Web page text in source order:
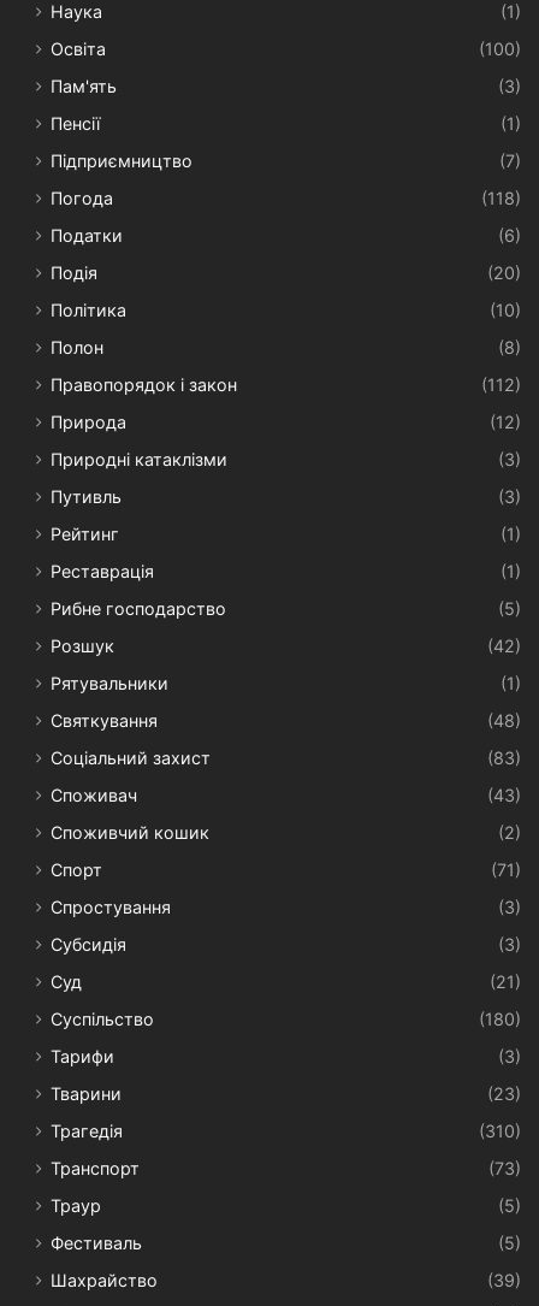
Наука
(1)
Освіта
(100)
Пам'ять
(3)
Пенсії
(1)
Підприємництво
(7)
Погода
(118)
Податки
(6)
Подія
(20)
Політика
(10)
Полон
(8)
Правопорядок і закон
(112)
Природа
(12)
Природні катаклізми
(3)
Путивль
(3)
Рейтинг
(1)
Реставрація
(1)
Рибне господарство
(5)
Розшук
(42)
Рятувальники
(1)
Святкування
(48)
Соціальний захист
(83)
Споживач
(43)
Споживчий кошик
(2)
Спорт
(71)
Спростування
(3)
Субсидія
(3)
Суд
(21)
Суспільство
(180)
Тарифи
(3)
Тварини
(23)
Трагедія
(310)
Транспорт
(73)
Траур
(5)
Фестиваль
(5)
Шахрайство
(39)